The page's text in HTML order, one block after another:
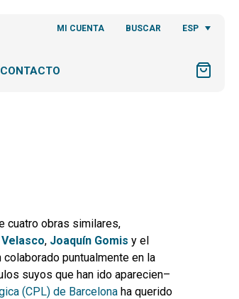
MI CUENTA BUSCAR ESP
CONTACTO
cuatro obras similares,
, Joaquín Gomis y el
colaborado puntualmente en la
suyos que han ido aparecien–
(CPL) de Barcelonaha querido